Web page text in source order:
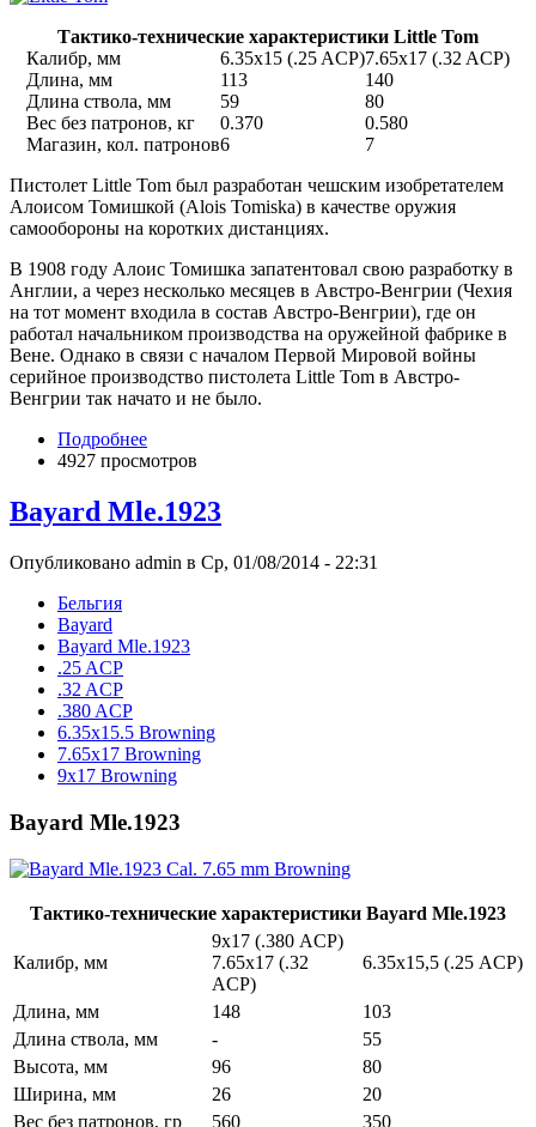
Тактико-технические характеристики Little Tom
Калибр, мм
6.35x15 (.25 ACP)7.65x17 (.32 ACP)
Длина, мм
113
140
Длина ствола, мм
59
80
Вес без патронов, кг
0.370
0.580
Магазин, кол. патронов6
7
Пистолет Little Tom был разработан чешским изобретателем
Алоисом Томишкой (Alois Tomiska) в качестве оружия
самообороны на коротких дистанциях.
В 1908 году Алоис Томишка запатентовал свою разработку в
Англии, а через несколько месяцев в Австро-Венгрии (Чехия
на тот момент входила в состав Австро-Венгрии), где он
работал начальником производства на оружейной фабрике в
Вене. Однако в связи с началом Первой Мировой войны
серийное производство пистолета Little Tom в Австро-
Венгрии так начато и не было.
Подробнее
4927 просмотров
Bayard Mle.1923
Опубликовано admin в Ср, 01/08/2014 - 22:31
Бельгия
Bayard
Bayard Mle.1923
.25 ACP
.32 ACP
.380 ACP
6.35x15.5 Browning
7.65x17 Browning
9x17 Browning
Bayard Mle.1923
Тактико-технические характеристики Bayard Mle.1923
Калибр, мм
9х17 (.380 ACP)
7.65х17 (.32
ACP)
6.35х15,5 (.25 ACP)
Длина, мм 148
103
Длина ствола, мм
-
55
Высота, мм
96
80
Ширина, мм
26
20
Вес без патронов, гр
560
350